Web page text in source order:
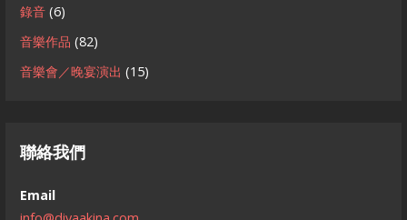
錄音 (6)
音樂作品 (82)
音樂會／晚宴演出 (15)
聯絡我們
Email